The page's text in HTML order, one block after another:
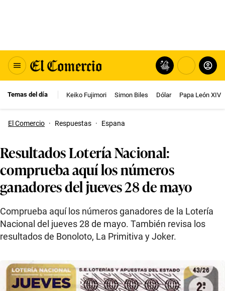
Temas del día Keiko Fujimori Simon Biles Dólar Papa León XIV
El Comercio · Respuestas · Espana
Resultados Lotería Nacional:
comprueba aquí los números
ganadores del jueves 28 de mayo
Comprueba aquí los números ganadores de la Lotería
Nacional del jueves 28 de mayo. También revisa los
resultados de Bonoloto, La Primitiva y Joker.